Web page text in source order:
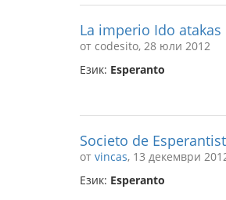
La imperio Ido
от codesito, 28 юли 2012
Език: Esperanto
Societo de
от vincas, 13 декември
Език: Esperanto